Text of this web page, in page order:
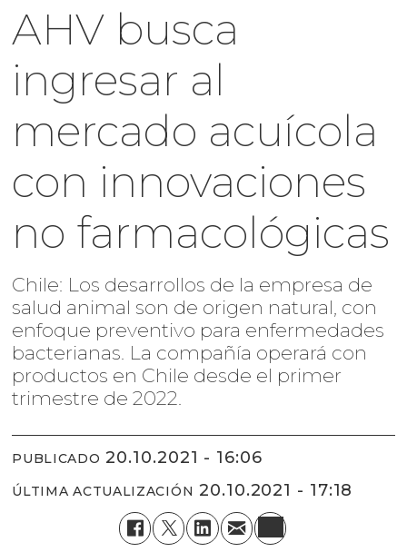
AHV busca
ingresar al
mercado acuícola
con innovaciones
no farmacológicas
Chile: Los desarrollos de la empresa de
salud animal son de origen natural, con
enfoque preventivo para enfermedades
bacterianas. La compañía operará con
productos en Chile desde el primer
trimestre de 2022.
PUBLICADO 20.10.2021 - 16:06
ÚLTIMA ACTUALIZACIÓN 20.10.2021 - 17:18